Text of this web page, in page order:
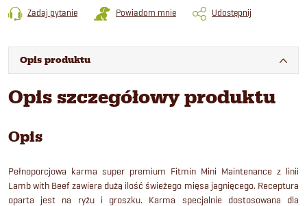
Zadaj pytanie Powiadom mnie Udostępnij
Opis produktu
Opis szczegółowy produktu
Opis
Pełnoporcjowa karma super premium Fitmin Mini Maintenance z linii
Lamb with Beef zawiera dużą ilość świeżego mięsa jagnięcego. Receptura
oparta jest na ryżu i groszku. Karma specjalnie dostosowana dla